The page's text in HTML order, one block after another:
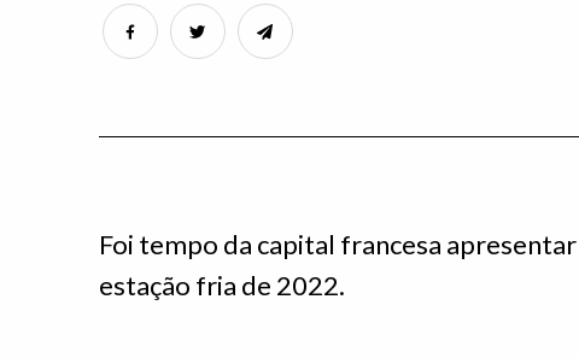
Foi tempo da capital francesa
estação fria de 2022.